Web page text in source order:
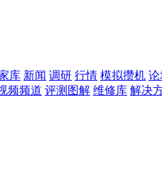
库 新闻 调研 行情 模拟攒机 论
频频道 评测图解 维修库 解决